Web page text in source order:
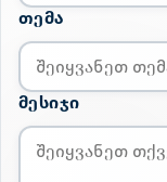
ᲗᲔᲛᲐ
ᲛᲔᲡᲘᲯᲘ